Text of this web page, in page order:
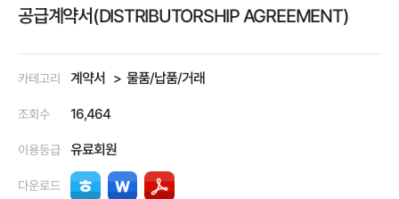
공급계약서(DISTRIBUTORSHIP AGREEMENT)
카테고리 계약서 물품/납품/거래
조회수 16,464
이용등급 유료회원
다운로드